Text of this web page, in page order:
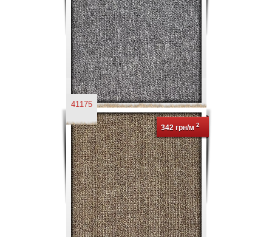
41175
342 грн/м 2